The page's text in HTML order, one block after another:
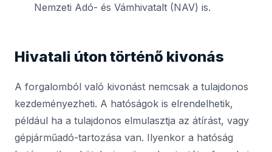
Nemzeti Adó- és Vámhivatalt (NAV) is.
Hivatali úton történő kivonás
A forgalomból való kivonást nemcsak a tulajdonos
kezdeményezheti. A hatóságok is elrendelhetik,
például ha a tulajdonos elmulasztja az átírást, vagy
gépjárműadó-tartozása van. Ilyenkor a hatóság